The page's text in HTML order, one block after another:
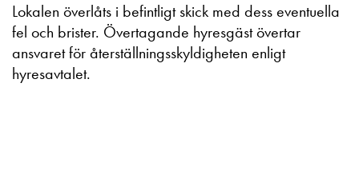
Lokalen överlåts i befintligt skick med dess eventuella
fel och brister. Övertagande hyresgäst övertar
ansvaret för återställningsskyldigheten enligt
hyresavtalet.